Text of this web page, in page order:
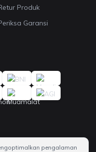
Produk
Garansi
pengalaman